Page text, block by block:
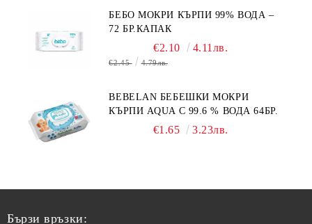
БЕБО МОКРИ КЪРПИ 99% ВОДА –
72 БР.КАПАК
€2.10 4.11лв.
€2.45 4.79лв.
BEBELAN БЕБЕШКИ МОКРИ
КЪРПИ AQUA С 99.6 % ВОДА 64БР.
€1.65 3.23лв.
Бързи връзки: